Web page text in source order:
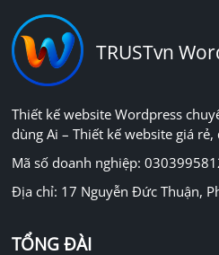
TRUSTvn
Thiết kế website Wordpress
dùng Ai – Thiết kế website giá rẻ,
Mã số doanh nghiệp:
Địa chỉ: 17 Nguyễn Đức Thuận,
TỔNG ĐÀI